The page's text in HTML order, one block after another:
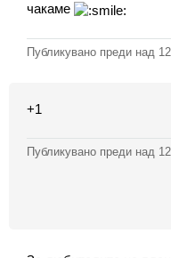
Предизвикателства
Хитринки
чакаме
Публикувано преди над
+1
Публикувано преди над